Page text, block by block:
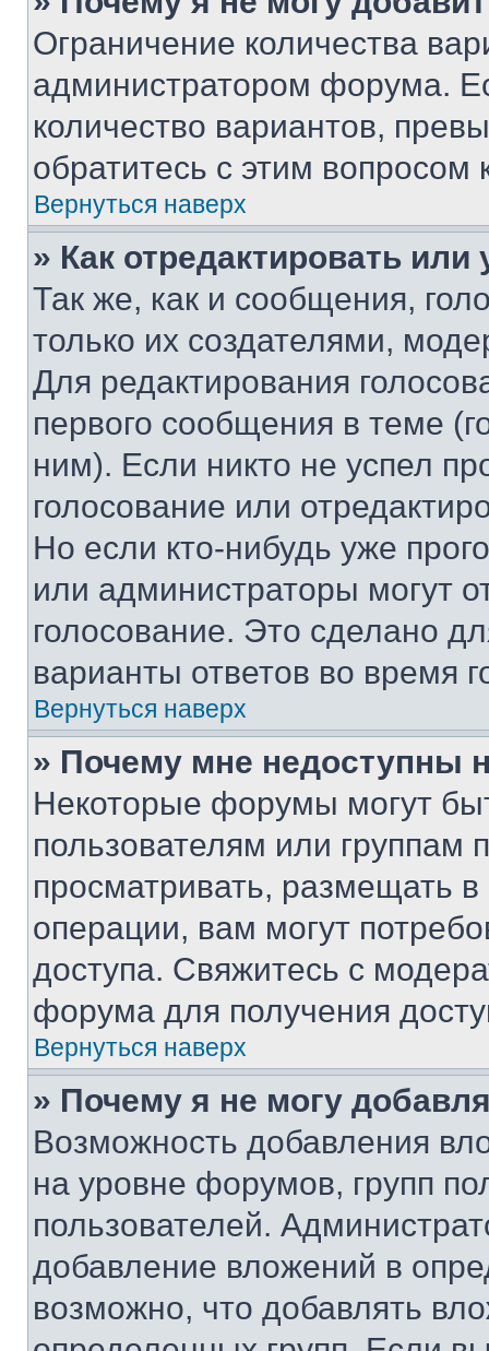
Ограничение количества
администратором форума.
количество вариантов,
обратитесь с этим вопросом
Вернуться наверх
» Как отредактировать
Так же, как и сообщения,
только их создателями,
Для редактирования
первого сообщения в теме
ним). Если никто не успел
голосование или
Но если кто-нибудь уже
или администраторы могут
голосование. Это сделано
варианты ответов во время
Вернуться наверх
» Почему мне недоступны
Некоторые форумы могут
пользователям или группам
просматривать, размещать
операции, вам могут
доступа. Свяжитесь с
форума для получения
Вернуться наверх
» Почему я не могу
Возможность добавления
на уровне форумов, групп
пользователей.
добавление вложений в
возможно, что добавлять